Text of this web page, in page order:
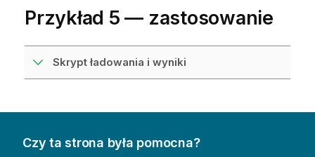
Przykład 5 — zastosowanie
Skrypt ładowania i wyniki
Czy ta strona była pomocna?